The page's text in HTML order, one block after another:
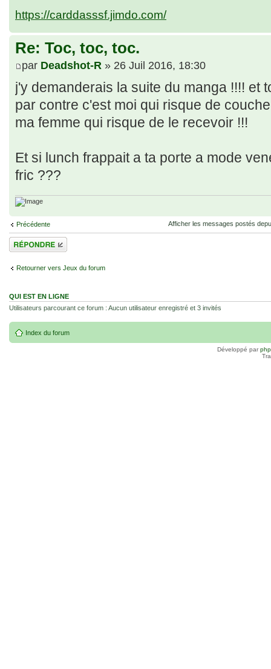
https://carddasssf.jimdo.com/
Re: Toc, toc, toc.
par Deadshot-R » 26 Juil 2016, 18:30
j'y demanderais la suite du manga !!!! et
par contre c'est moi qui risque de
ma femme qui risque de le recevoir !!!
Et si lunch frappait a ta porte a mode
fric ???
Précédente Afficher les messages postés
Répondre
Retourner vers Jeux du forum
QUI EST EN LIGNE
Utilisateurs parcourant ce forum : Aucun utilisateur enregistré et 3 invités
Index du forum
Développé par